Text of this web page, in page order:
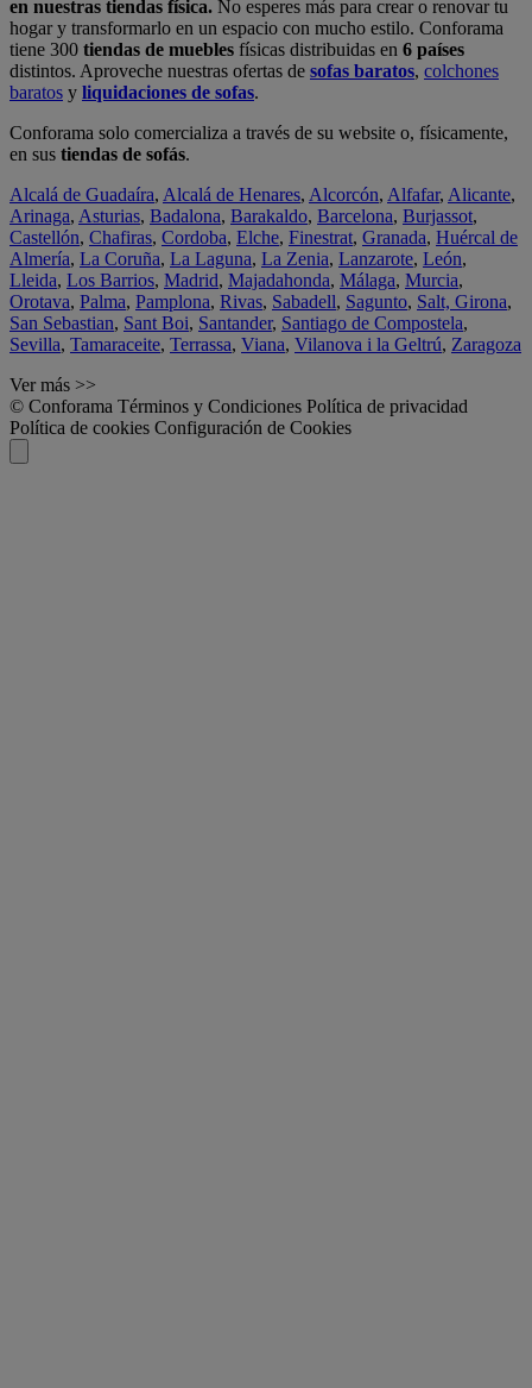
en nuestras tiendas física. No esperes más para crear o renovar tu
hogar y transformarlo en un espacio con mucho estilo. Conforama
tiene 300 tiendas de muebles físicas distribuidas en 6 países
distintos. Aproveche nuestras ofertas de sofas baratos, colchones
baratos y liquidaciones de sofas.
Conforama solo comercializa a través de su website o, físicamente,
en sus tiendas de sofás.
Alcalá de Guadaíra, Alcalá de Henares, Alcorcón, Alfafar, Alicante,
Arinaga, Asturias, Badalona, Barakaldo, Barcelona, Burjassot,
Castellón, Chafiras, Cordoba, Elche, Finestrat, Granada, Huércal de
Almería, La Coruña, La Laguna, La Zenia, Lanzarote, León,
Lleida, Los Barrios, Madrid, Majadahonda, Málaga, Murcia,
Orotava, Palma, Pamplona, Rivas, Sabadell, Sagunto, Salt, Girona,
San Sebastian, Sant Boi, Santander, Santiago de Compostela,
Sevilla, Tamaraceite, Terrassa, Viana, Vilanova i la Geltrú, Zaragoza
Ver más >>
© Conforama Términos y Condiciones Política de privacidad
Política de cookies Configuración de Cookies